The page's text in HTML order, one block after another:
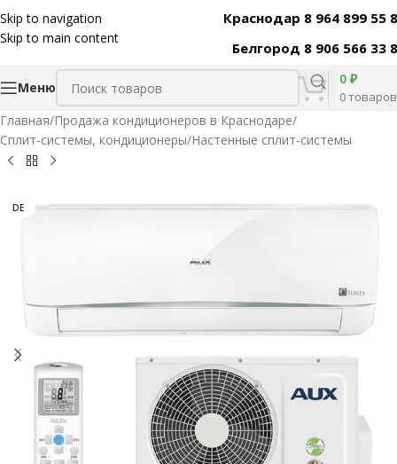
Skip to navigation
Skip to main content
Краснодар 8 964 899 55
Белгород 8 906 566 33
Меню
0товаров
0 ₽
Главная/Продажа кондиционеров в Краснодаре/
Сплит-системы, кондиционеры/Настенные сплит-системы
Код товара:11483
DE